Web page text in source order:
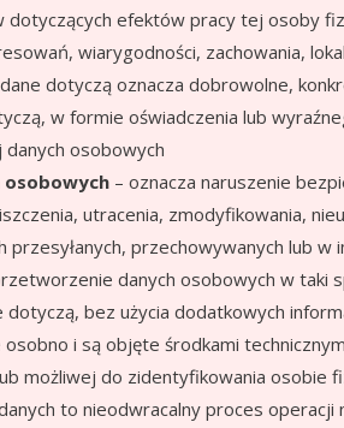
dotyczących efektów pracy tej osoby
wiarygodności, zachowania,
dotyczą oznacza dobrowolne,
w formie oświadczenia lub
osobowych
osobowych – oznacza naruszenie
utracenia, zmodyfikowania,
przechowywanych lub
danych osobowych w taki
bez użycia dodatkowych
i są objęte środkami
możliwej do zidentyfikowania osobie
to nieodwracalny proces